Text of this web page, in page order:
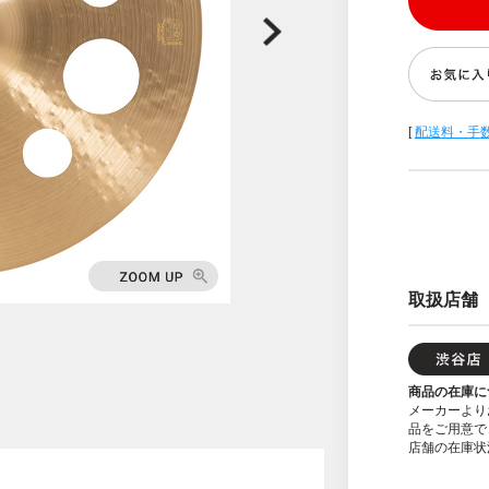
[配送料・手
取扱店舗
商品の在庫
メーカーよ
品をご用意
店舗の在庫